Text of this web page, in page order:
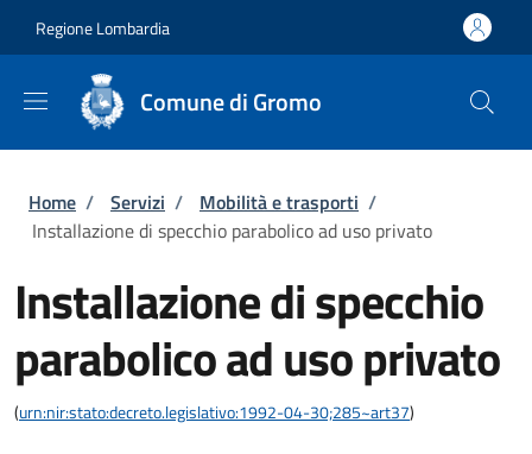
Regione Lombardia
Comune di Gromo
Briciole di pane
Home / Servizi / Mobilità e trasporti /
Installazione di specchio parabolico ad uso privato
Installazione di specchio
parabolico ad uso privato
(urn:nir:stato:decreto.legislativo:1992-04-30;285~art37)